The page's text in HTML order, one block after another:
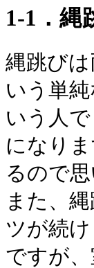
1-1．縄
縄跳び
いう単
いう人
になり
るので
また、
ツが続
ですが